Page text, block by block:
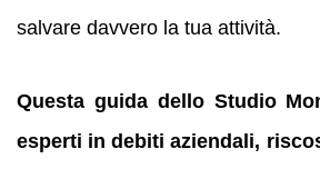
salvare davvero la tua attività.
Questa guida dello Studio
esperti in debiti aziendali,